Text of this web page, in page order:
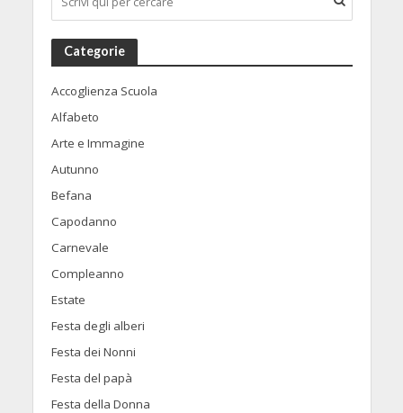
Categorie
Accoglienza Scuola
Alfabeto
Arte e Immagine
Autunno
Befana
Capodanno
Carnevale
Compleanno
Estate
Festa degli alberi
Festa dei Nonni
Festa del papà
Festa della Donna